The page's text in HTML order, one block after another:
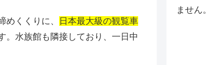
めくくりに、
日本最大級の観覧車
。水族館も隣接しており、一日中
ません。